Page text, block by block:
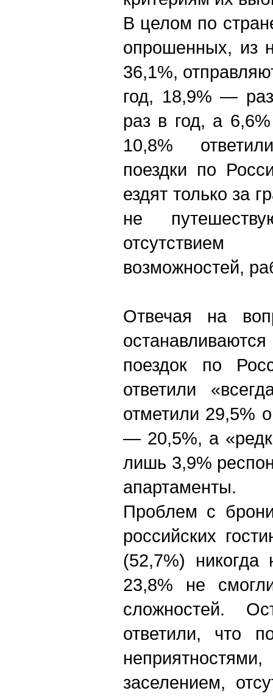
В целом по
опрошенных, из
36,1%,
год, 18,9% —
раз в год, а
10,8%
поездки по
ездят только за
не
возможностей,
Отвечая на
поездок по
ответили
отметили 29,5%
— 20,5%, а
лишь 3,9%
апартаменты.
Проблем с
российских
(52,7%)
23,8% не
сложностей.
ответили, что
заселением,